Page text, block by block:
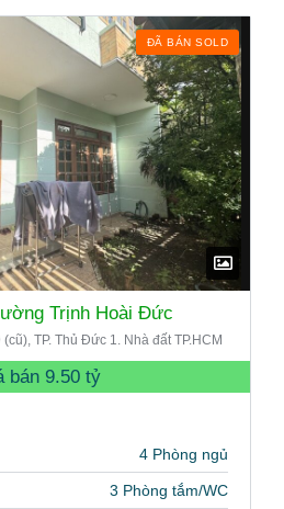
ĐÃ BÁN SOLD
Trịnh Hoài Đức
TP. Thủ Đức 1. Nhà đất TP.HCM
bán 9.50 tỷ
4 Phòng ngủ
3 Phòng tắm/WC